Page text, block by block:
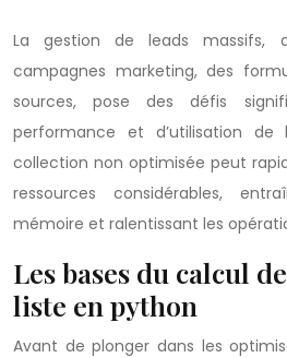
La gestion de leads
campagnes marketing, des
sources, pose des défis
performance et d’utilisation de
collection non optimisée peut
ressources considérables,
mémoire et ralentissant les
Les bases du calcul
liste en python
Avant de plonger dans les